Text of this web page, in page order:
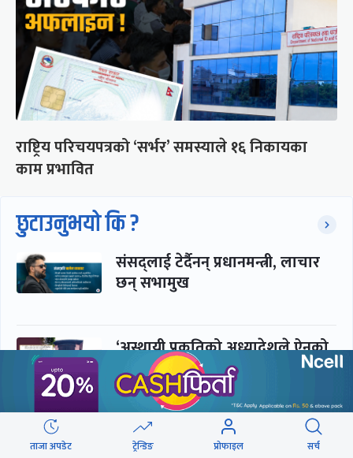
राष्ट्रिय परिचयपत्रको ‘सर्भर’ समस्याले १६ निकायका
काम प्रभावित
छुटाउनुभयो कि ?
संसद्लाई टेर्दैनन् प्रधानमन्त्री, लाचार
छन् सभामुख
‘अस्थायी प्रकृतिको अध्यादेशले ऐनको
व्यवस्था विस्थापित गर्न सक्दैन’
सरकार-प्रसाईं लुकामारी : छिनमै
ताजा अपडेट ट्रेन्डिङ प्रोफाइल सर्च